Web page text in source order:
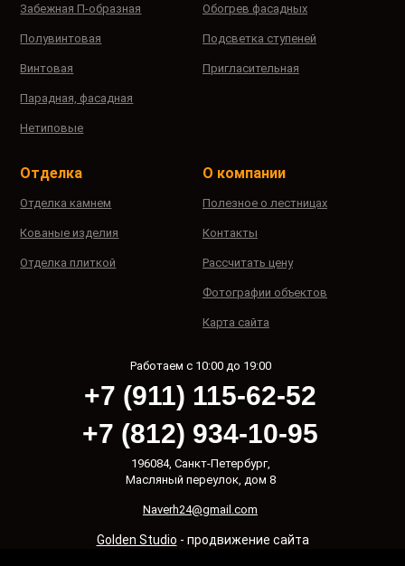
Забежная П-образная
Полувинтовая
Винтовая
Парадная, фасадная
Нетиповые
Обогрев фасадных
Подсветка ступеней
Пригласительная
Отделка
Отделка камнем
Кованые изделия
Отделка плиткой
О компании
Полезное о лестницах
Контакты
Рассчитать цену
Фотографии объектов
Карта сайта
Работаем с 10:00 до 19:00
+7 (911) 115-62-52
+7 (812) 934-10-95
196084, Санкт-Петербург,
Масляный переулок, дом 8
Naverh24@gmail.com
Golden Studio - продвижение сайта